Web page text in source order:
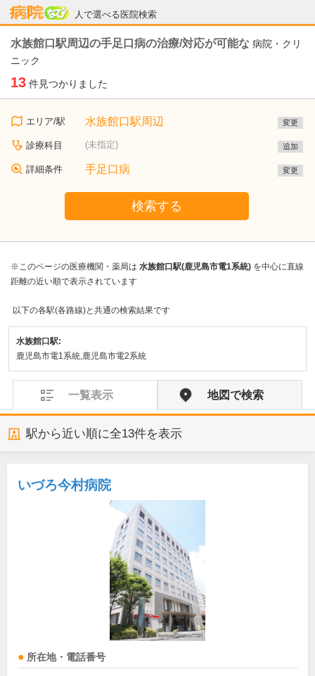
人で選べる医院検索
病院なび
水族館口駅周辺の手足口病の治療/対応が可能な 病院・クリ
ニック
13 件見つかりました
エリア/駅 水族館口駅周辺 変更
診療科目 (未指定) 追加
詳細条件 手足口病 変更
検索する
※このページの医療機関・薬局は 水族館口駅(鹿児島市電1系統) を中心に直線
距離の近い順で表示されています
以下の各駅(各路線)と共通の検索結果です
水族館口駅:
鹿児島市電1系統,鹿児島市電2系統
一覧表示 地図で検索
駅から近い順に全13件を表示
いづろ今村病院
所在地・電話番号